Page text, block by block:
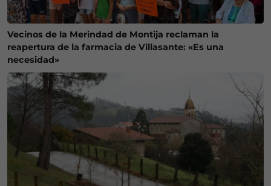
Vecinos de la Merindad de Montija reclaman la
reapertura de la farmacia de Villasante: «Es una
necesidad»